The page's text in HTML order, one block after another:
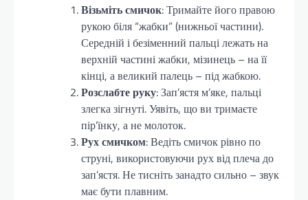
Візьміть смичок: Тримайте його правою
рукою біля “жабки” (нижньої частини).
Середній і безіменний пальці лежать на
верхній частині жабки, мізинець – на її
кінці, а великий палець – під жабкою.
Розслабте руку: Зап’ястя м’яке, пальці
злегка зігнуті. Уявіть, що ви тримаєте
пір’їнку, а не молоток.
Рух смичком: Ведіть смичок рівно по
струні, використовуючи рух від плеча до
зап’ястя. Не тисніть занадто сильно – звук
має бути плавним.